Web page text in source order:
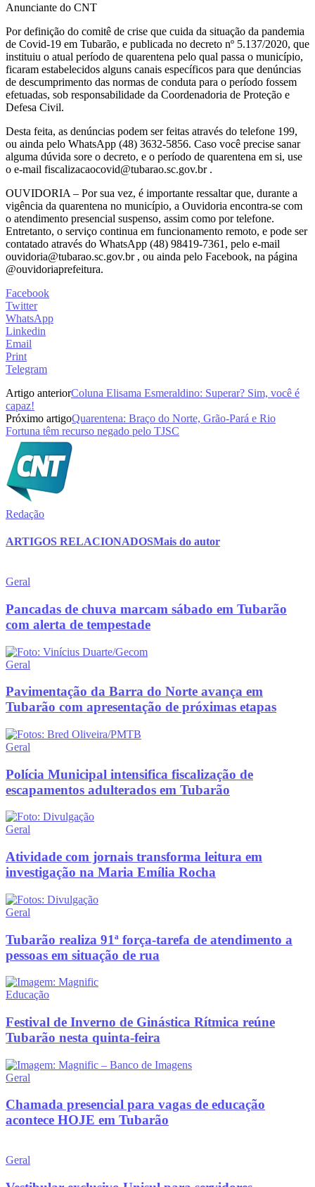
Anunciante do CNT
Por definição do comitê de crise que cuida da situação da pandemia
de Covid-19 em Tubarão, e publicada no decreto nº 5.137/2020, que
instituiu o atual período de quarentena pelo qual passa o município,
ficaram estabelecidos alguns canais específicos para que denúncias
de descumprimento das normas de conduta para o período fossem
efetuadas, sob responsabilidade da Coordenadoria de Proteção e
Defesa Civil.
Desta feita, as denúncias podem ser feitas através do telefone 199,
ou ainda pelo WhatsApp (48) 3632-5856. Caso você precise sanar
alguma dúvida sore o decreto, e o período de quarentena em si, use
o e-mail fiscalizacaocovid@tubarao.sc.gov.br .
OUVIDORIA – Por sua vez, é importante ressaltar que, durante a
vigência da quarentena no município, a Ouvidoria encontra-se com
o atendimento presencial suspenso, assim como por telefone.
Entretanto, o serviço continua em funcionamento remoto, e pode ser
contatado através do WhatsApp (48) 98419-7361, pelo e-mail
ouvidoria@tubarao.sc.gov.br , ou ainda pelo Facebook, na página
@ouvidoriaprefeitura.
Facebook
Twitter
WhatsApp
Linkedin
Email
Print
Telegram
Artigo anteriorColuna Elisama Esmeraldino: Superar? Sim, você é
capaz!
Próximo artigoQuarentena: Braço do Norte, Grão-Pará e Rio
Fortuna têm recurso negado pelo TJSC
Redação
ARTIGOS RELACIONADOSMais do autor
Geral
Pancadas de chuva marcam sábado em Tubarão
com alerta de tempestade
Geral
Pavimentação da Barra do Norte avança em
Tubarão com apresentação de próximas etapas
Geral
Polícia Municipal intensifica fiscalização de
escapamentos adulterados em Tubarão
Geral
Atividade com jornais transforma leitura em
investigação na Maria Emília Rocha
Geral
Tubarão realiza 91ª força-tarefa de atendimento a
pessoas em situação de rua
Educação
Festival de Inverno de Ginástica Rítmica reúne
Tubarão nesta quinta-feira
Geral
Chamada presencial para vagas de educação
acontece HOJE em Tubarão
Geral